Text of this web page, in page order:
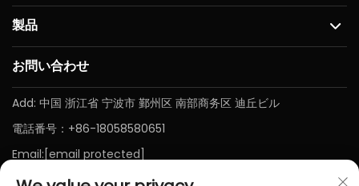
製品
お問い合わせ
Add: 中国 浙江省 宁波市 鄞州区 南部商务区 迪丘ビル
電話番号： +86-18058580651
Email: [email protected]